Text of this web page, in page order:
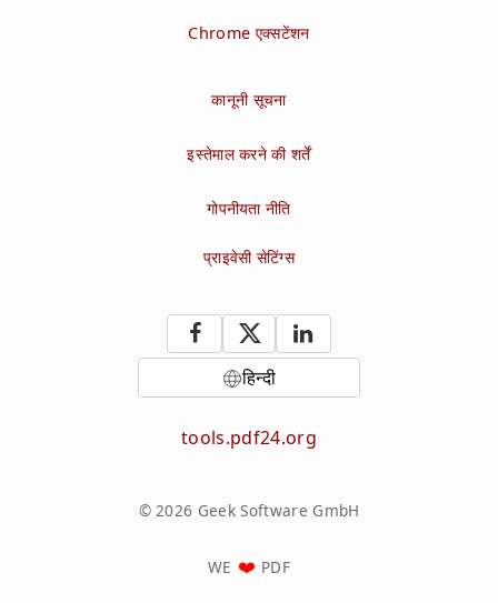
Chrome एक्सटेंशन
कानूनी सूचना
इस्तेमाल करने की शर्तें
गोपनीयता नीति
प्राइवेसी सेटिंग्स
हिन्दी
tools.pdf24.org
© 2026 Geek Software GmbH
WE PDF